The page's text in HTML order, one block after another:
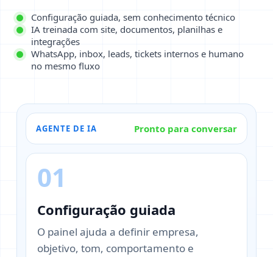
Configuração guiada, sem conhecimento técnico
IA treinada com site, documentos, planilhas e
integrações
WhatsApp, inbox, leads, tickets internos e humano
no mesmo fluxo
AGENTE DE IA Pronto para conversar
01
Configuração guiada
O painel ajuda a definir empresa,
objetivo, tom, comportamento e